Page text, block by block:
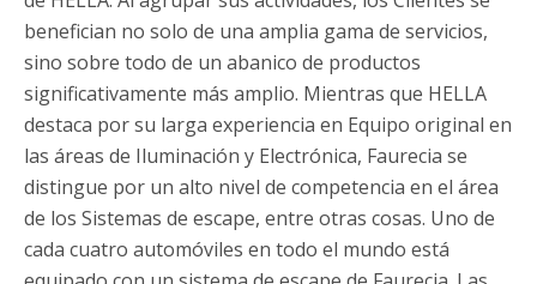
benefician no solo de una amplia gama de servicios,
sino sobre todo de un abanico de productos
significativamente más amplio. Mientras que HELLA
destaca por su larga experiencia en Equipo original en
las áreas de Iluminación y Electrónica, Faurecia se
distingue por un alto nivel de competencia en el área
de los Sistemas de escape, entre otras cosas. Uno de
cada cuatro automóviles en todo el mundo está